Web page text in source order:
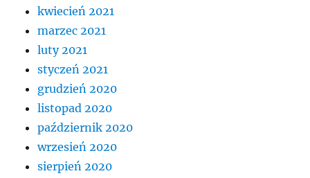
kwiecień 2021
marzec 2021
luty 2021
styczeń 2021
grudzień 2020
listopad 2020
październik 2020
wrzesień 2020
sierpień 2020